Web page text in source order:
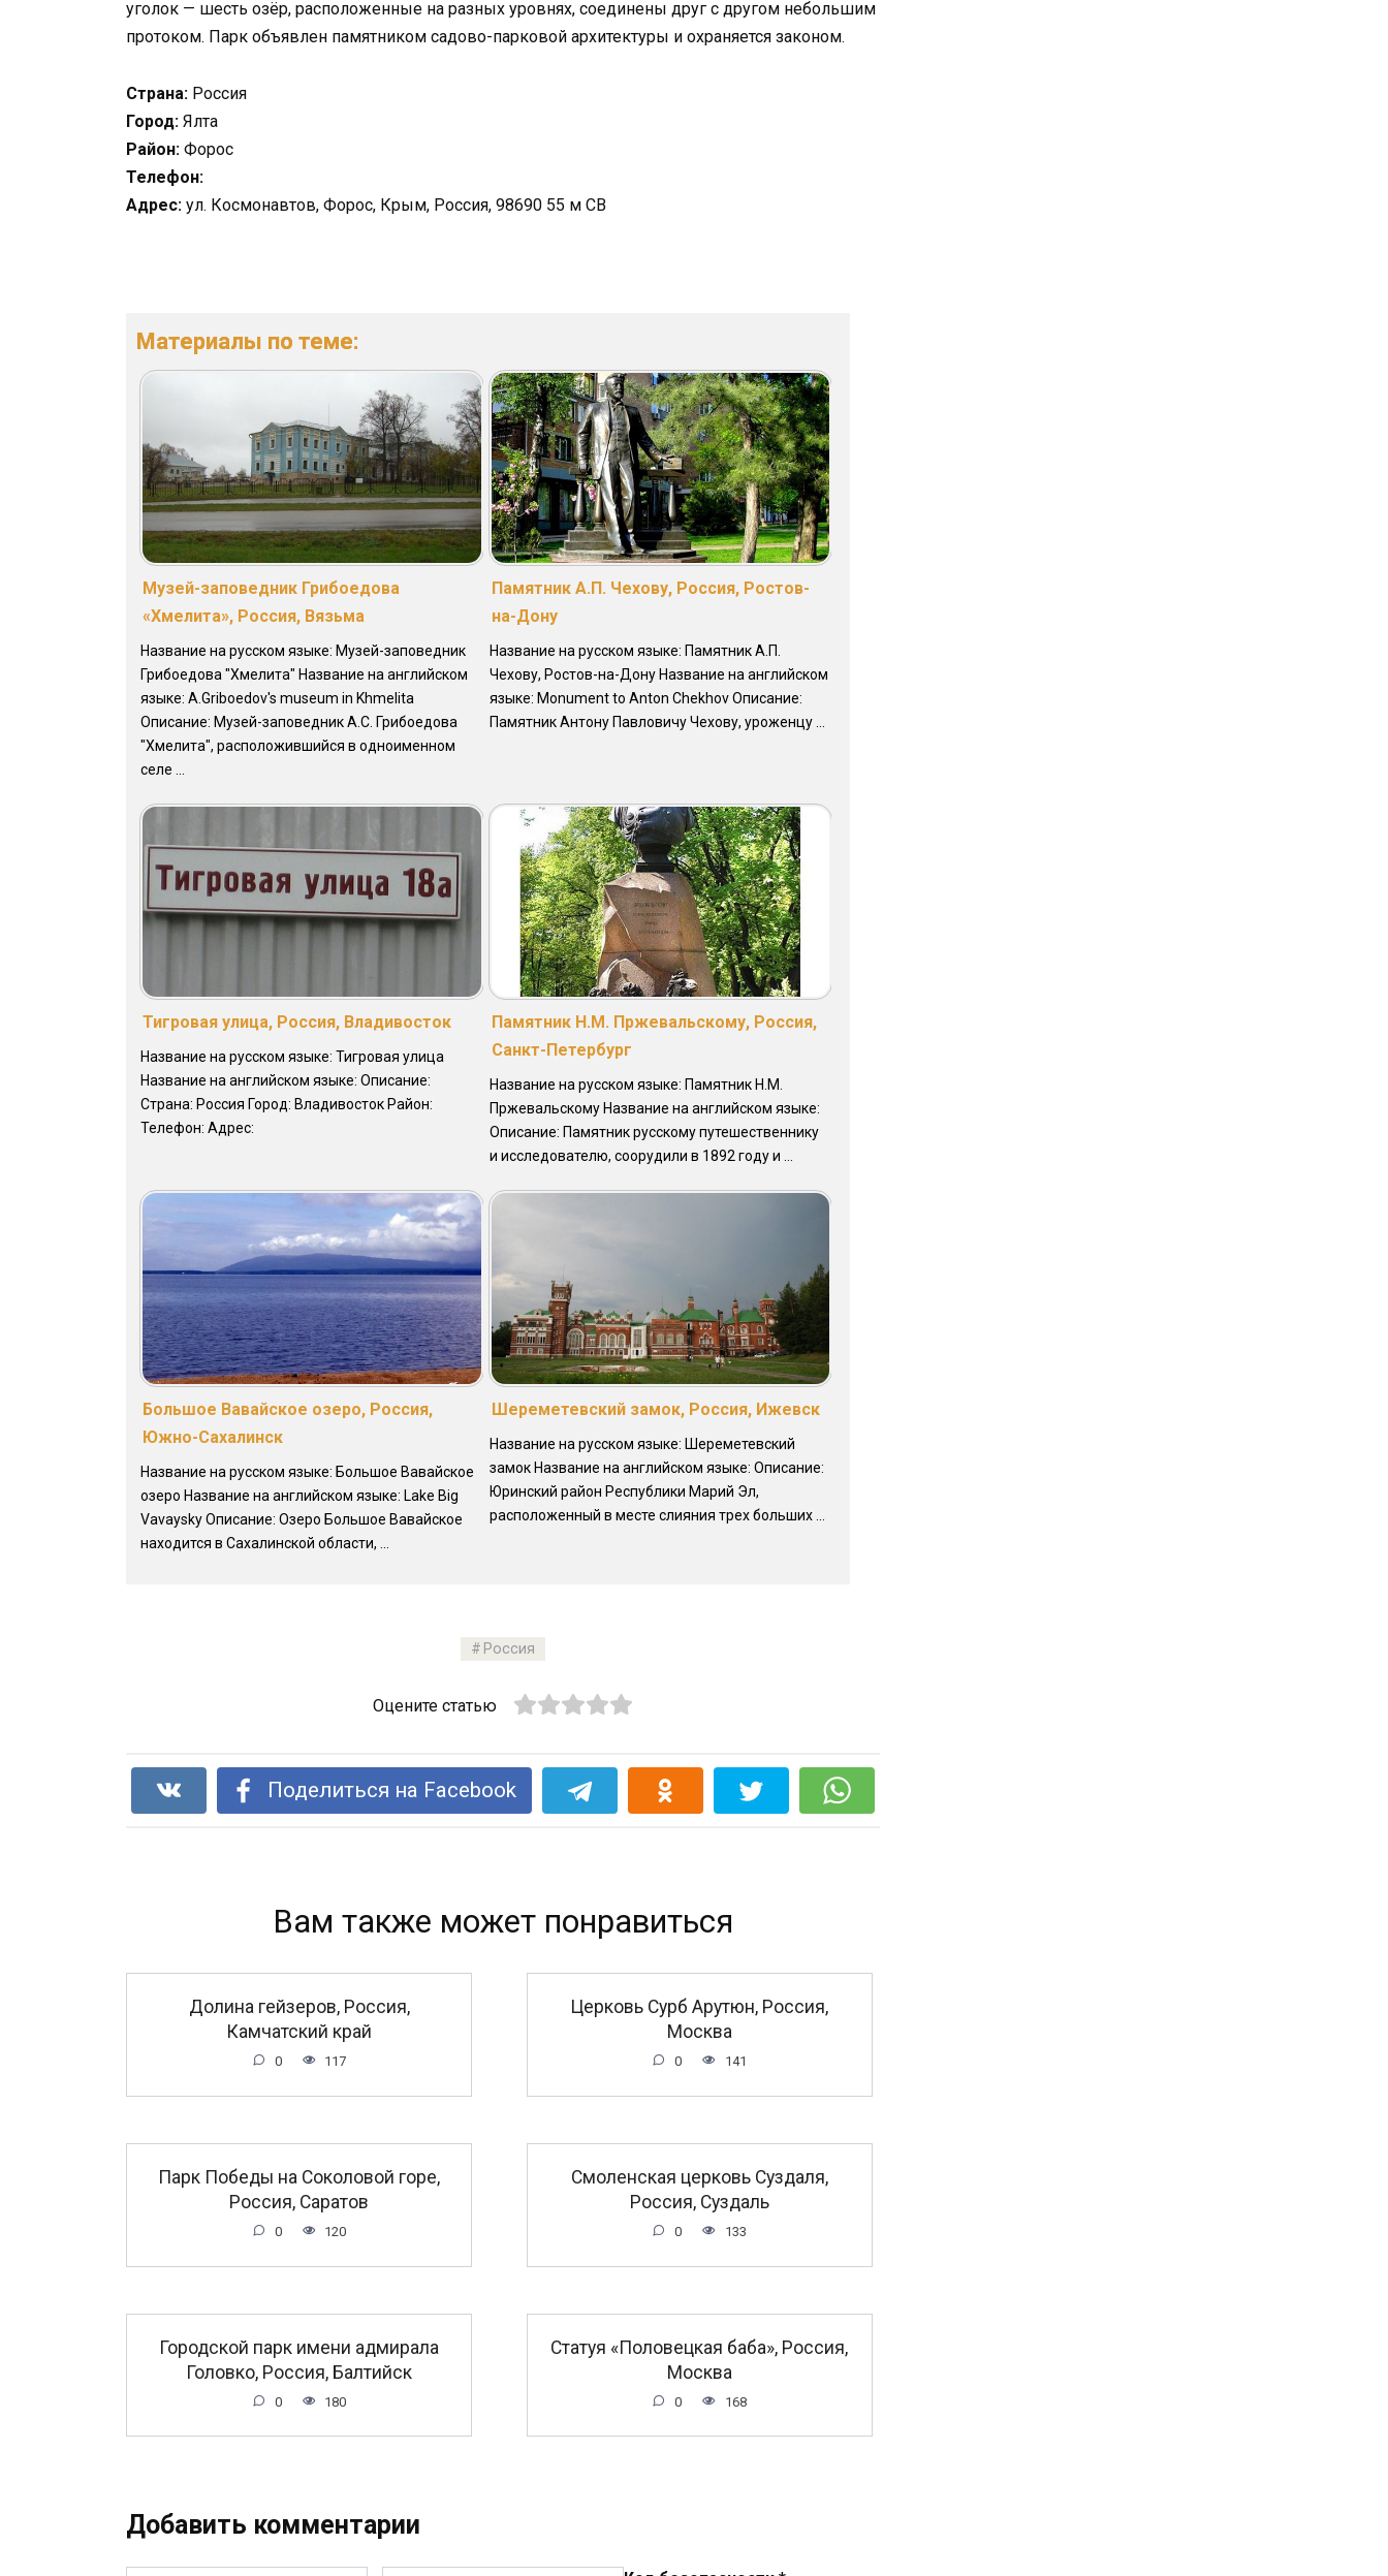
уголок — шесть озёр, расположенные на разных уровнях, соединены друг с другом небольшим
протоком. Парк объявлен памятником садово-парковой архитектуры и охраняется законом.
Страна: Россия
Город: Ялта
Район: Форос
Телефон:
Адрес: ул. Космонавтов, Форос, Крым, Россия, 98690 55 м СВ
Материалы по теме:
Музей-заповедник Грибоедова
«Хмелита», Россия, Вязьма
Название на русском языке: Музей-заповедник
Грибоедова "Хмелита" Название на английском
языке: A.Griboedov's museum in Khmelita
Описание: Музей-заповедник А.С. Грибоедова
"Хмелита", расположившийся в одноименном
селе ...
Памятник А.П. Чехову, Россия, Ростов-
на-Дону
Название на русском языке: Памятник А.П.
Чехову, Ростов-на-Дону Название на английском
языке: Monument to Anton Chekhov Описание:
Памятник Антону Павловичу Чехову, уроженцу ...
Тигровая улица, Россия, Владивосток
Название на русском языке: Тигровая улица
Название на английском языке: Описание:
Страна: Россия Город: Владивосток Район:
Телефон: Адрес:
Памятник Н.М. Пржевальскому, Россия,
Санкт-Петербург
Название на русском языке: Памятник Н.М.
Пржевальскому Название на английском языке:
Описание: Памятник русскому путешественнику
и исследователю, соорудили в 1892 году и ...
Большое Вавайское озеро, Россия,
Южно-Сахалинск
Название на русском языке: Большое Вавайское
озеро Название на английском языке: Lake Big
Vavaysky Описание: Озеро Большое Вавайское
находится в Сахалинской области, ...
Шереметевский замок, Россия, Ижевск
Название на русском языке: Шереметевский
замок Название на английском языке: Описание:
Юринский район Республики Марий Эл,
расположенный в месте слияния трех больших ...
Россия
Оцените статью
Поделиться на Facebook
Вам также может понравиться
Долина гейзеров, Россия,
Камчатский край
0 117
Церковь Сурб Арутюн, Россия,
Москва
0 141
Парк Победы на Соколовой горе,
Россия, Саратов
0 120
Смоленская церковь Суздаля,
Россия, Суздаль
0 133
Городской парк имени адмирала
Головко, Россия, Балтийск
0 180
Статуя «Половецкая баба», Россия,
Москва
0 168
Добавить комментарии